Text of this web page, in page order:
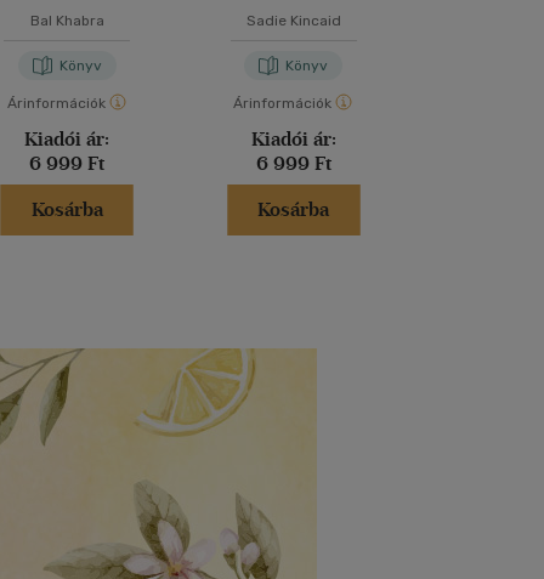
Bal Khabra
Könyv
Árinformációk
Kiadói ár:
6 999 Ft
Kosárba
Sadie Kincaid
Könyv
Árinformációk
Kiadói ár:
6 999 Ft
Kosárba